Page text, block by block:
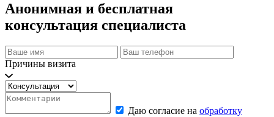
Анонимная и бесплатная
консультация специалиста
Причины визита
Даю согласие на обработку